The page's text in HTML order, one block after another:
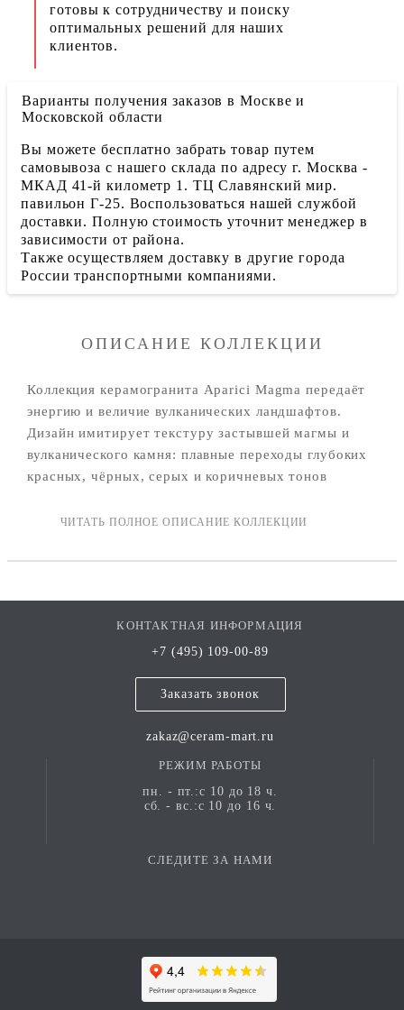
готовы к сотрудничеству и поиску
оптимальных решений для наших
клиентов.
Варианты получения заказов в Москве и
Московской области
Вы можете бесплатно забрать товар путем
самовывоза с нашего склада по адресу г. Москва -
МКАД 41-й километр 1. ТЦ Славянский мир.
павильон Г-25. Воспользоваться нашей службой
доставки. Полную стоимость уточнит менеджер в
зависимости от района.
Также осуществляем доставку в другие города
России транспортными компаниями.
ОПИСАНИЕ КОЛЛЕКЦИИ
Коллекция керамогранита Aparici Magma передаёт
энергию и величие вулканических ландшафтов.
Дизайн имитирует текстуру застывшей магмы и
вулканического камня: плавные переходы глубоких
красных, чёрных, серых и коричневых тонов
керамогранита Magma на выставке Cersaie 2018.
полированные поверхности доступны в двух
линейках — специально для напольной и настенной
естественность текстуры и добавляет интерьеру
выразительности.
КОНТАКТНАЯ ИНФОРМАЦИЯ
+7 (495) 109-00-89
Заказать звонок
zakaz@ceram-mart.ru
РЕЖИМ РАБОТЫ
пн. - пт.:с 10 до 18 ч.
сб. - вс.:с 10 до 16 ч.
СЛЕДИТЕ ЗА НАМИ